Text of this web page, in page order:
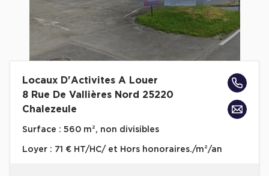
Locaux D'Activites A Louer
8 Rue De Vallières Nord 25220
Chalezeule
Surface : 560 m², non divisibles
Loyer : 71 € HT/HC/ et Hors honoraires./m²/an